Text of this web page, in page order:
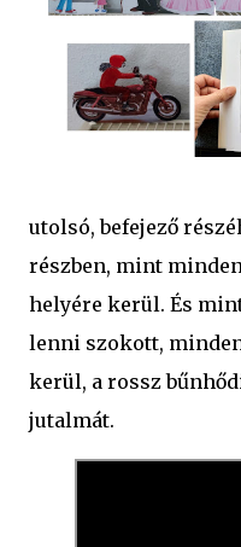
utolsó, befejező
részben, mint
helyére kerül. És
lenni szokott,
kerül, a rossz
jutalmát.